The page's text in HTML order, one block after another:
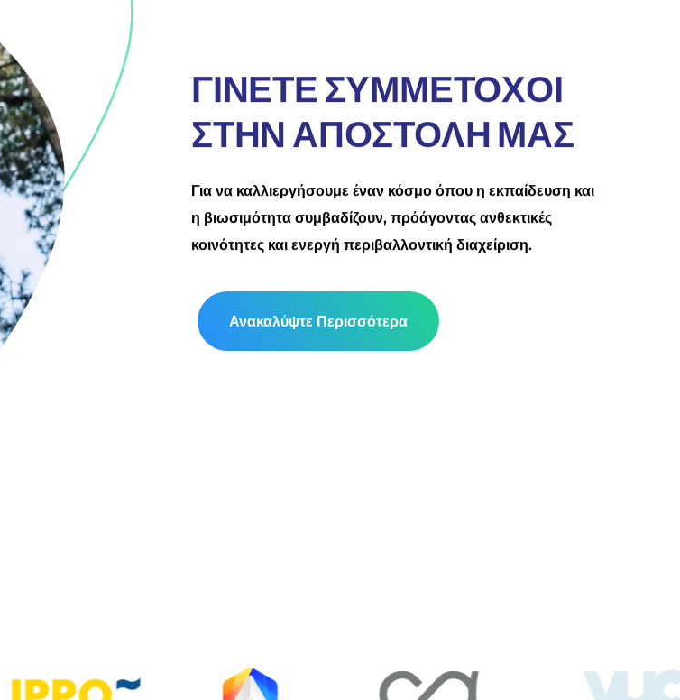
ΓΙΝΕΤΕ ΣΥΜΜΕΤΟΧΟΙ
ΣΤΗΝ ΑΠΟΣΤΟΛΗ ΜΑΣ
Για να καλλιεργήσουμε έναν κόσμο όπου η εκπαίδευση και
η βιωσιμότητα συμβαδίζουν, πρόάγοντας ανθεκτικές
κοινότητες και ενεργή περιβαλλοντική διαχείριση.
Ανακαλύψτε Περισσότερα